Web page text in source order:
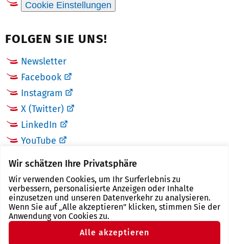
Wir schätzen Ihre Privatsphäre
Wir verwenden Cookies, um Ihr Surferlebnis zu
verbessern, personalisierte Anzeigen oder Inhalte
einzusetzen und unseren Datenverkehr zu analysieren.
Wenn Sie auf „Alle akzeptieren" klicken, stimmen Sie der
Anwendung von Cookies zu.
Alle akzeptieren
Cookie Einstellungen
FOLGEN SIE UNS!
Newsletter
Facebook
Instagram
X (Twitter)
LinkedIn
YouTube
LINKS
Landkreis Zwickau
Tourismusregion Zwickau
Freistaat Sachsen